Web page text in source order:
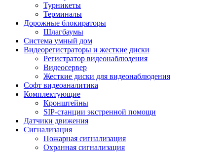
Турникеты
Терминалы
Дорожные блокираторы
Шлагбаумы
Cистема умный дом
Видеорегистраторы и жесткие диски
Регистратор видеонаблюдения
Видеосервер
Жесткие диски для видеонаблюдения
Софт видеоаналитика
Комплектующие
Кронштейны
SIP-станции экстренной помощи
Датчики движения
Сигнализация
Пожарная сигнализация
Охранная сигнализация